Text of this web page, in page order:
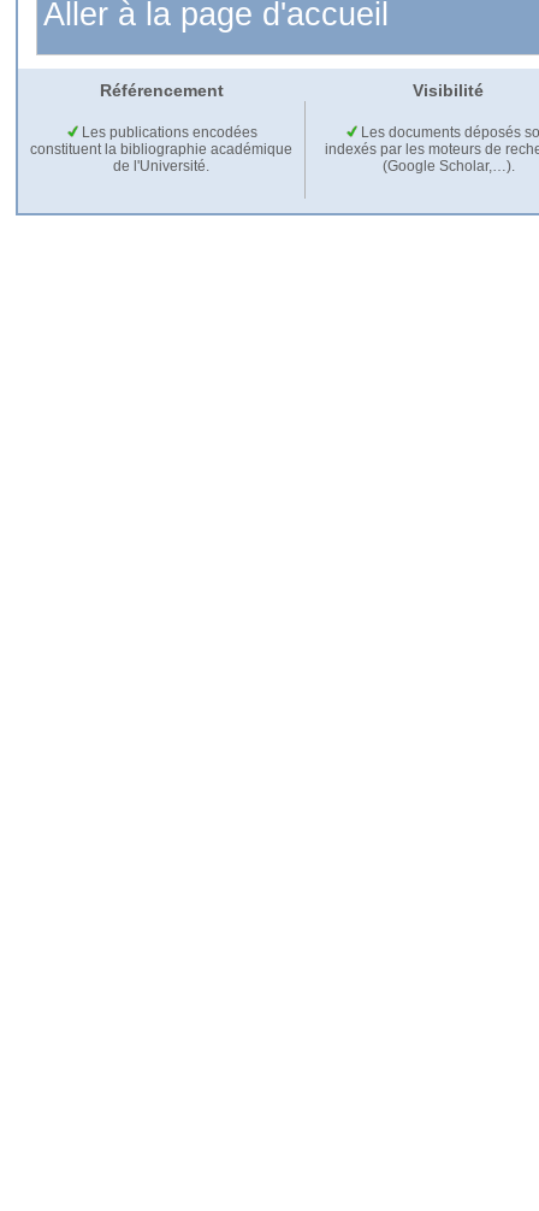
Aller à la page d'accueil
Référencement Visibilité
Les publications encodées
constituent la bibliographie académique
de l'Université.
Les documents déposés
indexés par les moteurs de
(Google Scholar,…).